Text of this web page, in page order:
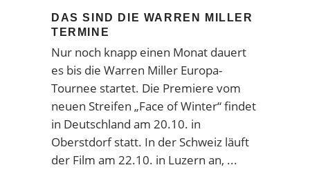
DAS SIND DIE WARREN MILLER
TERMINE
Nur noch knapp einen Monat dauert
es bis die Warren Miller Europa-
Tournee startet. Die Premiere vom
neuen Streifen „Face of Winter“ findet
in Deutschland am 20.10. in
Oberstdorf statt. In der Schweiz läuft
der Film am 22.10. in Luzern an,